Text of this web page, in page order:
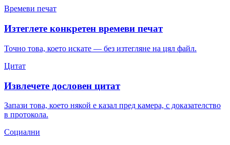
Времеви печат
Изтеглете конкретен времеви печат
Точно това, което искате — без изтегляне на цял файл.
Цитат
Извлечете дословен цитат
Запази това, което някой е казал пред камера, с доказателство
в протокола.
Социални